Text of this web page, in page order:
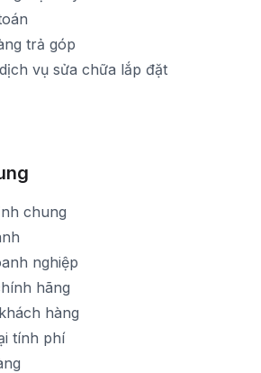
trả góp
vụ sửa chữa lắp đặt
chung
nghiệp
hãng
hàng
tính phí